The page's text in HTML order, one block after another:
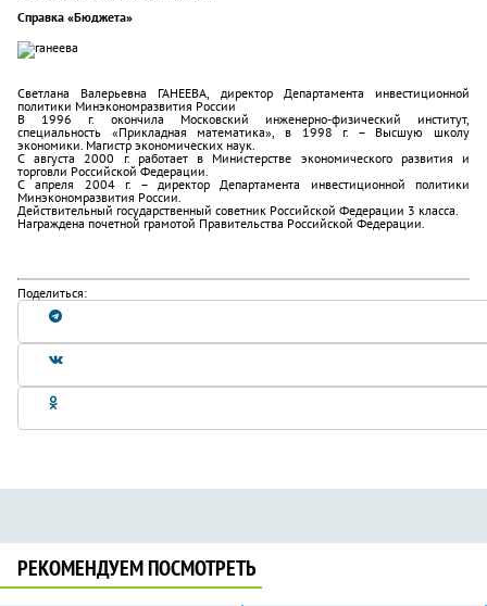
Справка «Бюджета»
Светлана Валерьевна ГАНЕЕВА, директор Департамента инвестиционной
политики Минэкономразвития России
В 1996 г. окончила Московский инженерно-физический институт,
специальность «Прикладная математика», в 1998 г. – Высшую школу
экономики. Магистр экономических наук.
С августа 2000 г. работает в Министерстве экономического развития и
торговли Российской Федерации.
С апреля 2004 г. – директор Департамента инвестиционной политики
Минэкономразвития России.
Действительный государственный советник Российской Федерации 3 класса.
Награждена почетной грамотой Правительства Российской Федерации.
Поделиться:
РЕКОМЕНДУЕМ ПОСМОТРЕТЬ